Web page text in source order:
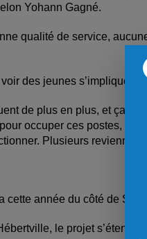
Yohann Gagné.
qualité de service,
des jeunes s’impliquer,
de plus en plus, et ça
occuper ces postes,
Plusieurs
cette année du côté de
le projet s’étend